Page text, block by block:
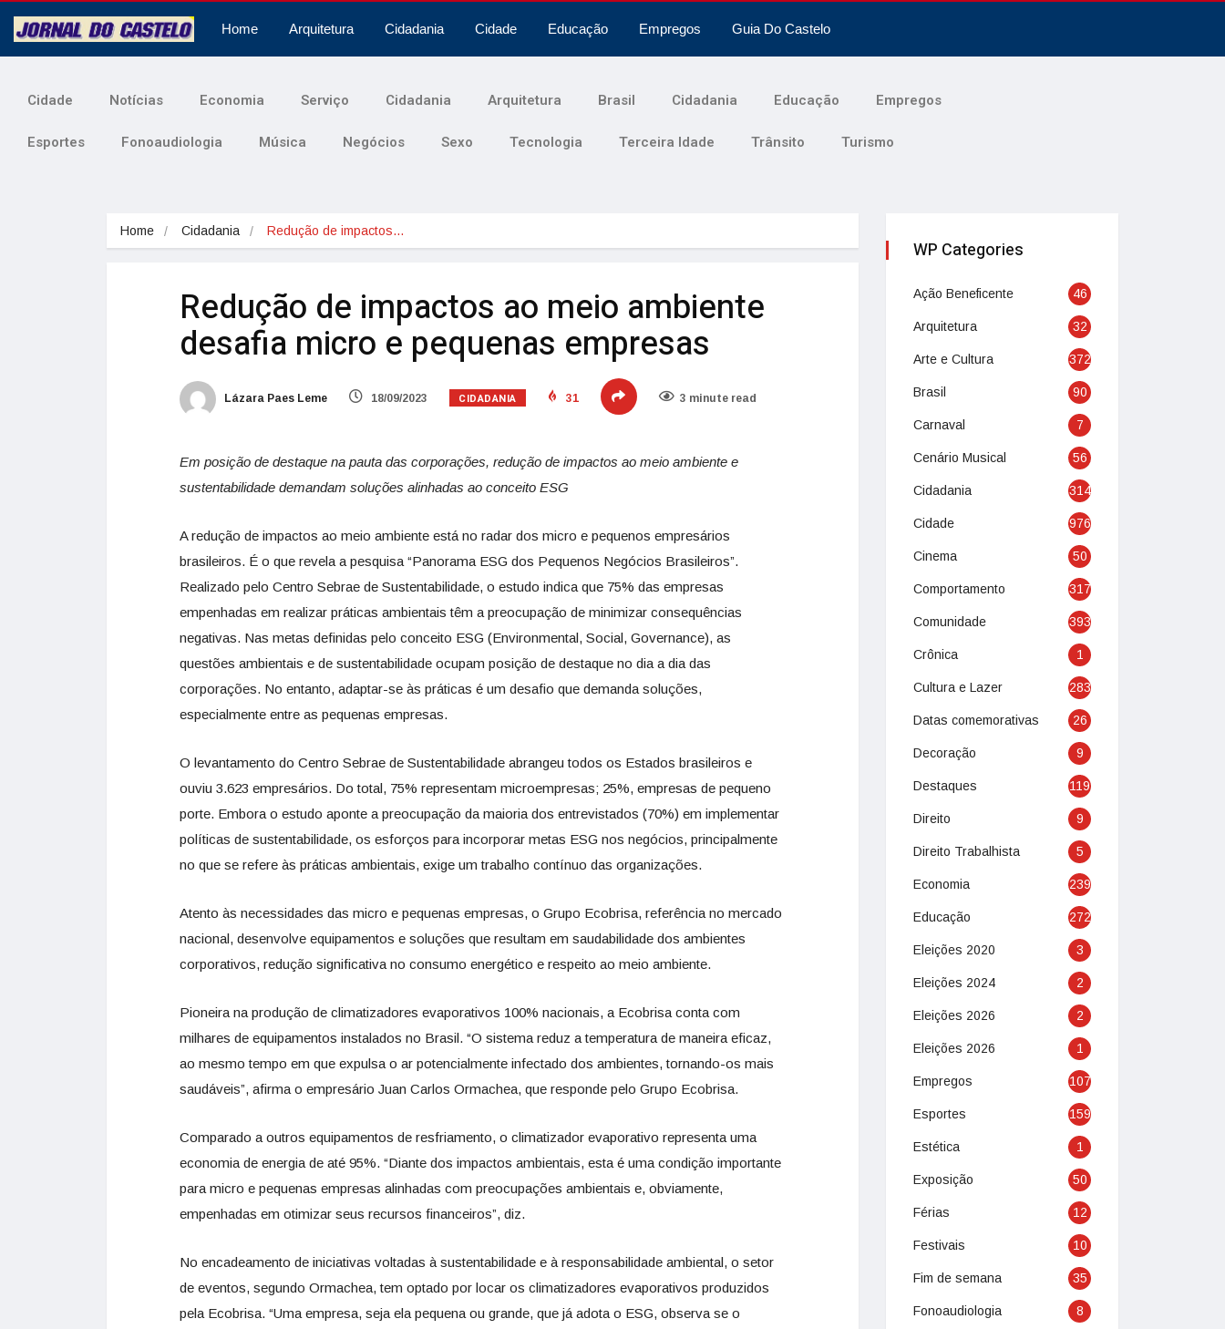
Home Arquitetura Cidadania Cidade Educação Empregos Guia Do Castelo
Cidade Notícias Economia Serviço Cidadania Arquitetura Brasil Cidadania Educação Empregos
Esportes Fonoaudiologia Música Negócios Sexo Tecnologia Terceira Idade Trânsito Turismo
Home Cidadania Redução de impactos…
Redução de impactos ao meio ambiente
desafia micro e pequenas empresas
Lázara Paes Leme 18/09/2023 CIDADANIA 31 3 minute read
Em posição de destaque na pauta das corporações, redução de impactos ao meio ambiente e
sustentabilidade demandam soluções alinhadas ao conceito ESG
A redução de impactos ao meio ambiente está no radar dos micro e pequenos empresários
brasileiros. É o que revela a pesquisa “Panorama ESG dos Pequenos Negócios Brasileiros”.
Realizado pelo Centro Sebrae de Sustentabilidade, o estudo indica que 75% das empresas
empenhadas em realizar práticas ambientais têm a preocupação de minimizar consequências
negativas. Nas metas definidas pelo conceito ESG (Environmental, Social, Governance), as
questões ambientais e de sustentabilidade ocupam posição de destaque no dia a dia das
corporações. No entanto, adaptar-se às práticas é um desafio que demanda soluções,
especialmente entre as pequenas empresas.
O levantamento do Centro Sebrae de Sustentabilidade abrangeu todos os Estados brasileiros e
ouviu 3.623 empresários. Do total, 75% representam microempresas; 25%, empresas de pequeno
porte. Embora o estudo aponte a preocupação da maioria dos entrevistados (70%) em implementar
políticas de sustentabilidade, os esforços para incorporar metas ESG nos negócios, principalmente
no que se refere às práticas ambientais, exige um trabalho contínuo das organizações.
Atento às necessidades das micro e pequenas empresas, o Grupo Ecobrisa, referência no mercado
nacional, desenvolve equipamentos e soluções que resultam em saudabilidade dos ambientes
corporativos, redução significativa no consumo energético e respeito ao meio ambiente.
Pioneira na produção de climatizadores evaporativos 100% nacionais, a Ecobrisa conta com
milhares de equipamentos instalados no Brasil. “O sistema reduz a temperatura de maneira eficaz,
ao mesmo tempo em que expulsa o ar potencialmente infectado dos ambientes, tornando-os mais
saudáveis”, afirma o empresário Juan Carlos Ormachea, que responde pelo Grupo Ecobrisa.
Comparado a outros equipamentos de resfriamento, o climatizador evaporativo representa uma
economia de energia de até 95%. “Diante dos impactos ambientais, esta é uma condição importante
para micro e pequenas empresas alinhadas com preocupações ambientais e, obviamente,
empenhadas em otimizar seus recursos financeiros”, diz.
No encadeamento de iniciativas voltadas à sustentabilidade e à responsabilidade ambiental, o setor
de eventos, segundo Ormachea, tem optado por locar os climatizadores evaporativos produzidos
pela Ecobrisa. “Uma empresa, seja ela pequena ou grande, que já adota o ESG, observa se o
WP Categories
Ação Beneficente 46
Arquitetura 32
Arte e Cultura 372
Brasil 90
Carnaval 7
Cenário Musical 56
Cidadania 314
Cidade 976
Cinema 50
Comportamento 317
Comunidade 393
Crônica 1
Cultura e Lazer 283
Datas comemorativas 26
Decoração 9
Destaques 119
Direito 9
Direito Trabalhista 5
Economia 239
Educação 272
Eleições 2020 3
Eleições 2024 2
Eleições 2026 2
Eleições 2026 1
Empregos 107
Esportes 159
Estética 1
Exposição 50
Férias 12
Festivais 10
Fim de semana 35
Fonoaudiologia 8